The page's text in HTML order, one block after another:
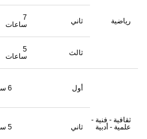
رياضية ثاني
7
ساعات
ثالث
5
ساعات
ثقافية - فنية -
علمية - أدبية
أول 6 ساعات
ثاني 5 ساعات